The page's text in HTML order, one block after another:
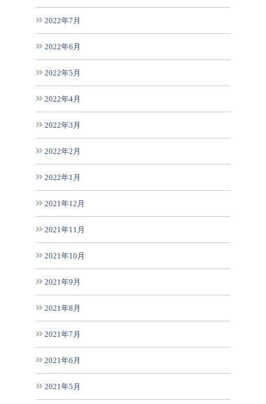
2022年7月
2022年6月
2022年5月
2022年4月
2022年3月
2022年2月
2022年1月
2021年12月
2021年11月
2021年10月
2021年9月
2021年8月
2021年7月
2021年6月
2021年5月